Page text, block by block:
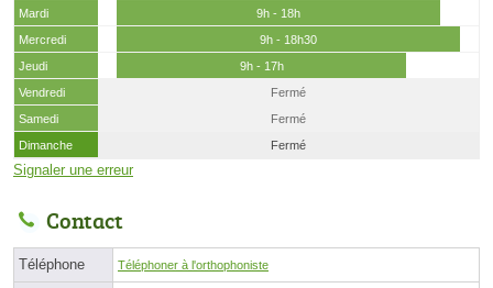
Mardi
9h - 18h
Mercredi
9h - 18h30
Jeudi
9h - 17h
Vendredi
Fermé
Samedi
Fermé
Dimanche
Fermé
Signaler une erreur
Contact
Téléphone Téléphoner à l'orthophoniste